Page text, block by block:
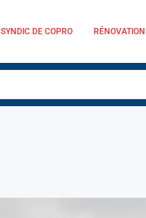
SYNDIC DE COPRO